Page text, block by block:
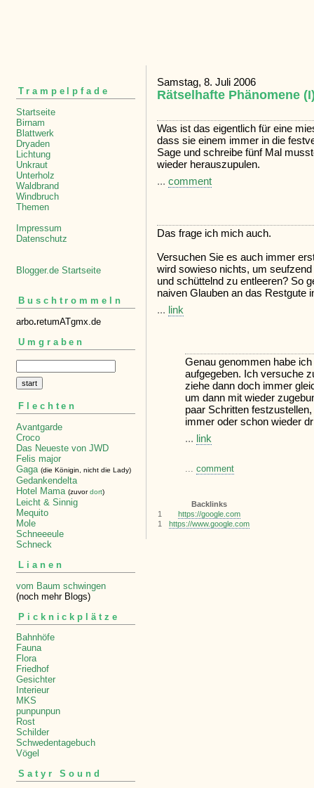
Trampelpfade
Startseite
Birnam
Blattwerk
Dryaden
Lichtung
Unkraut
Unterholz
Waldbrand
Windbruch
Themen
Impressum
Datenschutz
Blogger.de Startseite
Buschtrommeln
arbo.retumATgmx.de
Umgraben
Flechten
Avantgarde
Croco
Das Neueste von JWD
Felis major
Gaga (die Königin, nicht die Lady)
Gedankendelta
Hotel Mama (zuvordort)
Leicht & Sinnig
Mequito
Mole
Schneeeule
Schneck
Lianen
vom Baum schwingen
(noch mehr Blogs)
Picknickplätze
Bahnhöfe
Fauna
Flora
Friedhof
Gesichter
Interieur
MKS
punpunpun
Rost
Schilder
Schwedentagebuch
Vögel
Satyr Sound
Samstag, 8. Juli 2006
Rätselhafte Phänomene
Was ist das eigentlich für eine
dass sie einem immer in die
Sage und schreibe fünf Mal
wieder herauszupulen.
... comment
Das frage ich mich auch.
Versuchen Sie es auch immer
wird sowieso nichts, um
und schüttelnd zu entleeren? So
naiven Glauben an das Restgute
... link
Genau genommen habe
aufgegeben. Ich versuche
ziehe dann doch immer
um dann mit wieder
paar Schritten
immer oder schon wieder
... link
... comment
Backlinks
1
https://google.com
1
https://www.google.com